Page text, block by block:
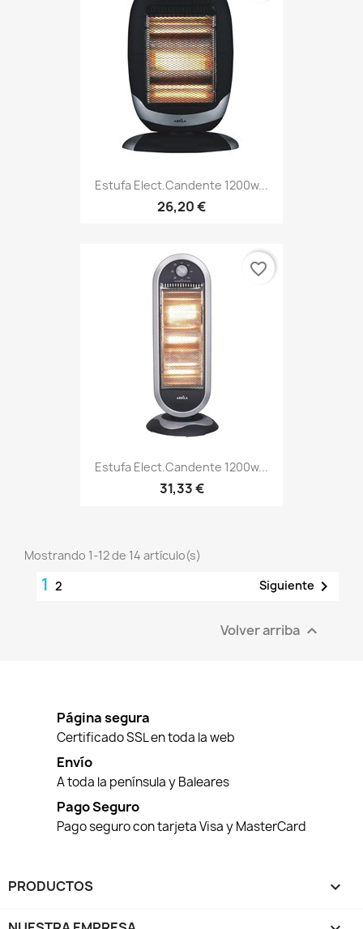
Estufa Elect.candente 1200w...
26,20 €
Estufa Elect.candente 1200w...
31,33 €
favorite_border
Mostrando 1-12 de 14 artículo(s)
1 2 Siguiente 
Volver arriba 
Página segura
Certificado SSL en toda la web
Envío
A toda la península y Baleares
Pago Seguro
Pago seguro con tarjeta Visa y MasterCard
PRODUCTOS 